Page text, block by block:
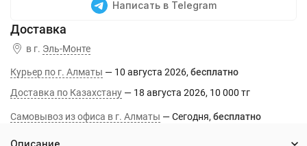
Написать в Telegram
в г. Эль-Монте
Курьер по г. Алматы 10 августа 2026
Бесплатно
Доставка по Казахстану
18 августа 2026 10 000 тг
Самовывоз из офиса в г. Алматы Сегодня Бесплатно
Описание